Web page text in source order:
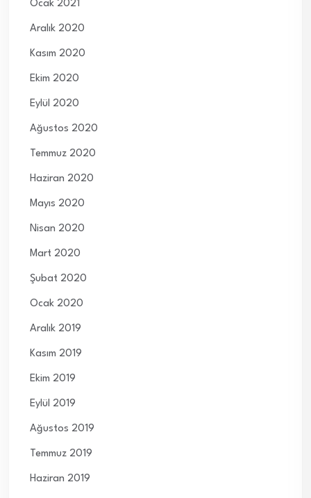
Ocak 2021
Aralık 2020
Kasım 2020
Ekim 2020
Eylül 2020
Ağustos 2020
Temmuz 2020
Haziran 2020
Mayıs 2020
Nisan 2020
Mart 2020
Şubat 2020
Ocak 2020
Aralık 2019
Kasım 2019
Ekim 2019
Eylül 2019
Ağustos 2019
Temmuz 2019
Haziran 2019